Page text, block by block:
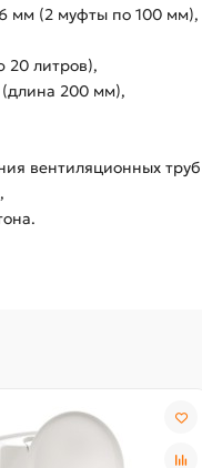
мм (2 муфты по 100 мм),
20 литров),
200 мм),
вентиляционных